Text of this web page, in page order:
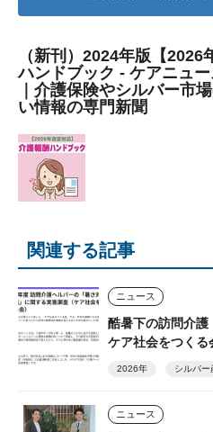
（新刊）2024年版【
ハンドブック - ケアニュ
｜介護保険やシルバー市
い情報の専門新聞
関連する記事
ニュース
酷暑下の訪問介
ケア社会をつくる
2026年 シルバー
ニュース